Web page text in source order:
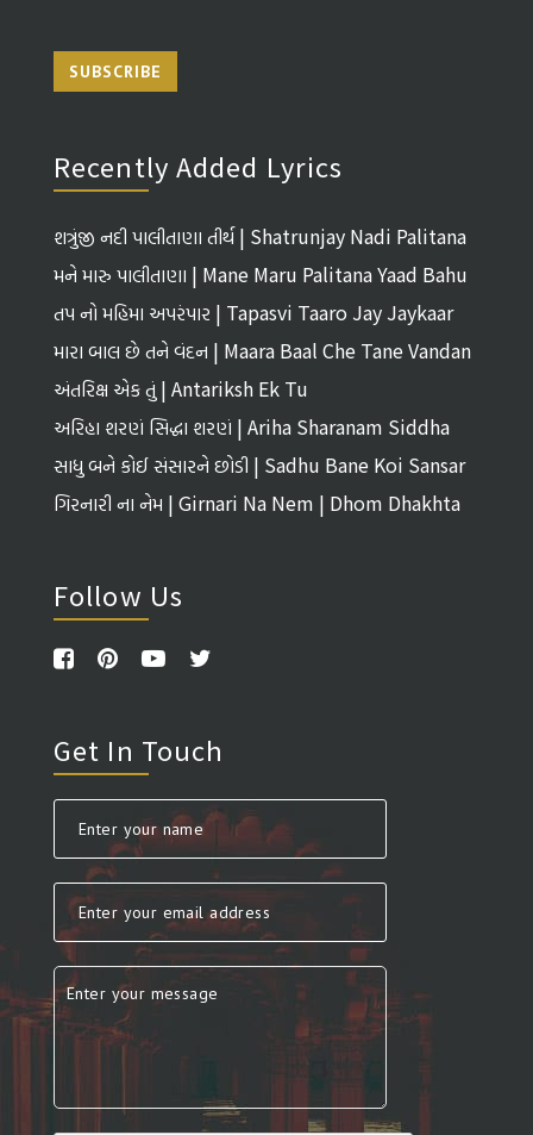
SUBSCRIBE
Recently Added Lyrics
શત્રુંજી નદી પાલીતાણા તીર્થ | Shatrunjay Nadi Palitana
Tirth
મને મારુ પાલીતાણા | Mane Maru Palitana Yaad Bahu
તપ નો મહિમા અપરંપાર | Tapasvi Taaro Jay Jaykaar
મારા બાલ છે તને વંદન | Maara Baal Che Tane Vandan
અંતરિક્ષ એક તું | Antariksh Ek Tu
અરિહા શરણં સિદ્ધા શરણં | Ariha Sharanam Siddha
Sharanam
સાધુ બને કોઈ સંસારને છોડી | Sadhu Bane Koi Sansar
Ne Chhodi
ગિરનારી ના નેમ | Girnari Na Nem | Dhom Dhakhta
Follow Us
Get In Touch